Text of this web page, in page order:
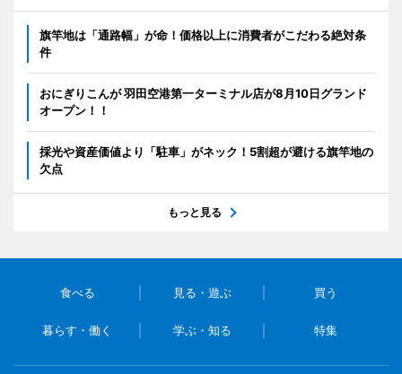
旗竿地は「通路幅」が命！価格以上に消費者がこだわる絶対条
件
おにぎりこんが 羽田空港第一ターミナル店が8月10日グランド
オープン！！
採光や資産価値より「駐車」がネック！5割超が避ける旗竿地の
欠点
もっと見る
食べる 見る・遊ぶ 買う
暮らす・働く 学ぶ・知る 特集